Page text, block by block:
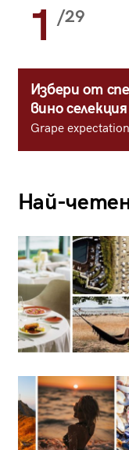
1 /29
Избери от
вино
Grape
Най-